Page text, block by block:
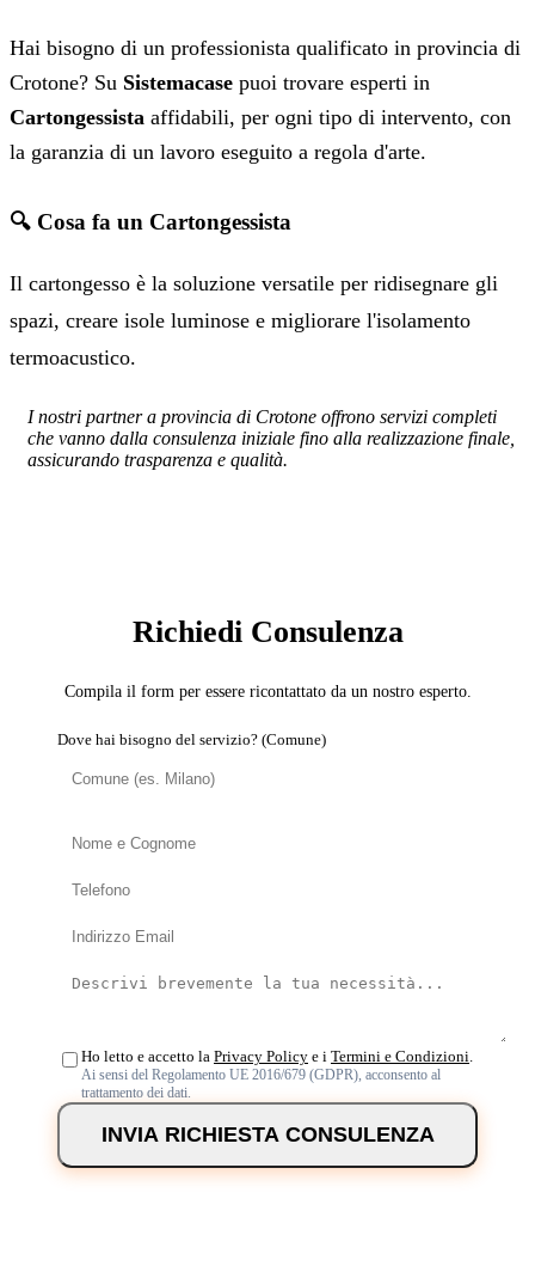
Hai bisogno di un professionista qualificato in provincia di
Crotone? Su Sistemacase puoi trovare esperti in
Cartongessista affidabili, per ogni tipo di intervento, con
la garanzia di un lavoro eseguito a regola d'arte.
🔍 Cosa fa un Cartongessista
Il cartongesso è la soluzione versatile per ridisegnare gli
spazi, creare isole luminose e migliorare l'isolamento
termoacustico.
I nostri partner a provincia di Crotone offrono servizi completi
che vanno dalla consulenza iniziale fino alla realizzazione finale,
assicurando trasparenza e qualità.
Richiedi Consulenza
Compila il form per essere ricontattato da un nostro esperto.
Dove hai bisogno del servizio? (Comune)
Ho letto e accetto la Privacy Policy e i Termini e Condizioni
Ai sensi del Regolamento UE 2016/679 (GDPR), acconsento al
trattamento dei dati.
INVIA RICHIESTA CONSULENZA